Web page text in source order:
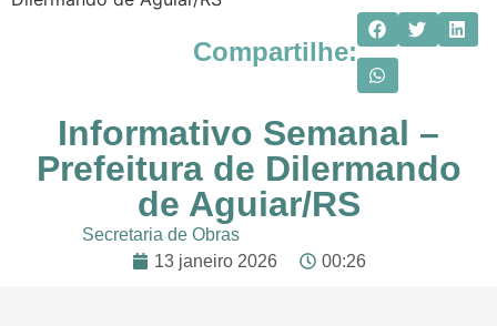
Compartilhe:
Informativo Semanal –
Prefeitura de Dilermando
de Aguiar/RS
Secretaria de Obras
13 janeiro 2026
00:26